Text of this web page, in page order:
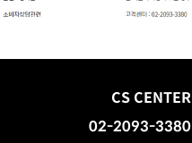
CS CENTER
02-2093-3380